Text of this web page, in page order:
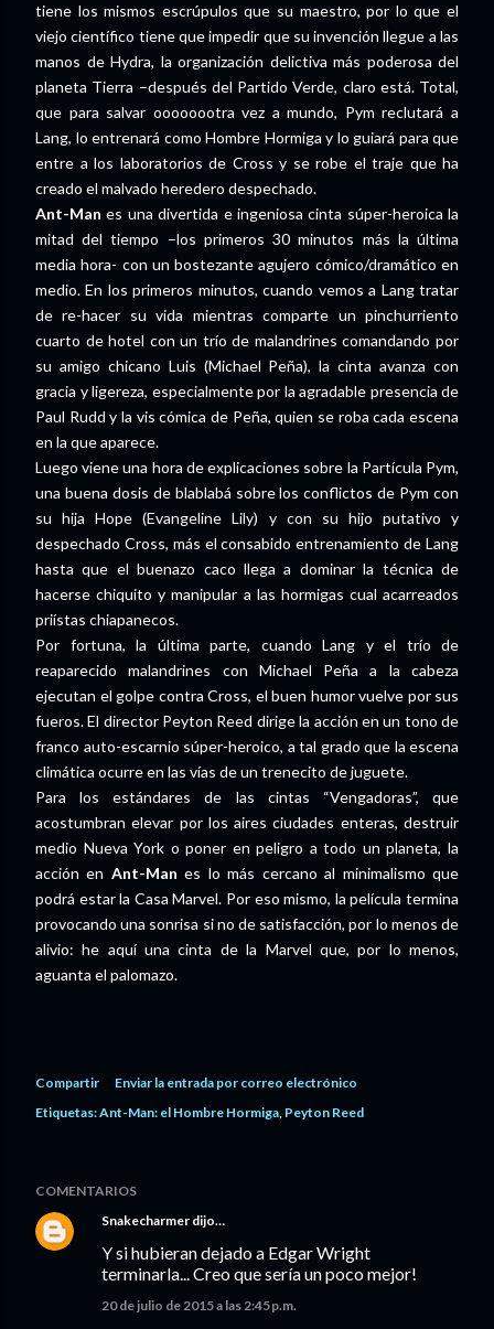
tiene los mismos escrúpulos que su maestro, por lo que el
viejo científico tiene que impedir que su invención llegue a las
manos de Hydra, la organización delictiva más poderosa del
planeta Tierra –después del Partido Verde, claro está. Total,
que para salvar oooooootra vez a mundo, Pym reclutará a
Lang, lo entrenará como Hombre Hormiga y lo guiará para que
entre a los laboratorios de Cross y se robe el traje que ha
creado el malvado heredero despechado.
Ant-Man es una divertida e ingeniosa cinta súper-heroica la
mitad del tiempo –los primeros 30 minutos más la última
media hora- con un bostezante agujero cómico/dramático en
medio. En los primeros minutos, cuando vemos a Lang tratar
de re-hacer su vida mientras comparte un pinchurriento
cuarto de hotel con un trío de malandrines comandando por
su amigo chicano Luis (Michael Peña), la cinta avanza con
gracia y ligereza, especialmente por la agradable presencia de
Paul Rudd y la vis cómica de Peña, quien se roba cada escena
en la que aparece.
Luego viene una hora de explicaciones sobre la Partícula Pym,
una buena dosis de blablabá sobre los conflictos de Pym con
su hija Hope (Evangeline Lily) y con su hijo putativo y
despechado Cross, más el consabido entrenamiento de Lang
hasta que el buenazo caco llega a dominar la técnica de
hacerse chiquito y manipular a las hormigas cual acarreados
priístas chiapanecos.
Por fortuna, la última parte, cuando Lang y el trío de
reaparecido malandrines con Michael Peña a la cabeza
ejecutan el golpe contra Cross, el buen humor vuelve por sus
fueros. El director Peyton Reed dirige la acción en un tono de
franco auto-escarnio súper-heroico, a tal grado que la escena
climática ocurre en las vías de un trenecito de juguete.
Para los estándares de las cintas “Vengadoras”, que
acostumbran elevar por los aires ciudades enteras, destruir
medio Nueva York o poner en peligro a todo un planeta, la
acción en Ant-Man es lo más cercano al minimalismo que
podrá estar la Casa Marvel. Por eso mismo, la película termina
provocando una sonrisa si no de satisfacción, por lo menos de
alivio: he aquí una cinta de la Marvel que, por lo menos,
aguanta el palomazo.
Compartir
Enviar la entrada por correo electrónico
Etiquetas:Ant-Man: el Hombre Hormiga Peyton Reed
COMENTARIOS
Snakecharmer dijo…
Y si hubieran dejado a Edgar Wright
terminarla... Creo que sería un poco mejor!
20 de julio de 2015 a las 2:45 p.m.